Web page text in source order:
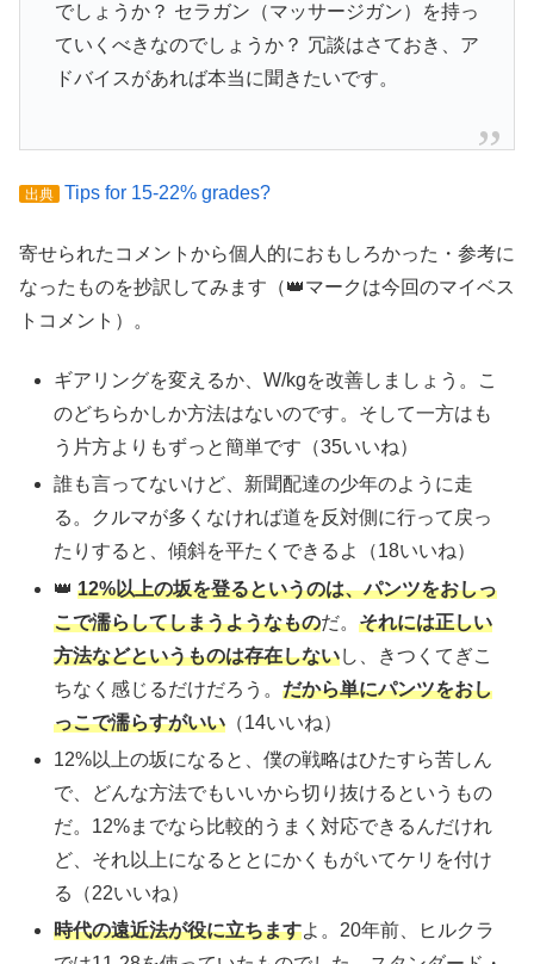
でしょうか？ セラガン（マッサージガン）を持っ
ていくべきなのでしょうか？ 冗談はさておき、ア
ドバイスがあれば本当に聞きたいです。
出典 Tips for 15-22% grades?
寄せられたコメントから個人的におもしろかった・参考に
なったものを抄訳してみます（👑マークは今回のマイベス
トコメント）。
ギアリングを変えるか、W/kgを改善しましょう。こ
のどちらかしか方法はないのです。そして一方はも
う片方よりもずっと簡単です（35いいね）
誰も言ってないけど、新聞配達の少年のように走
る。クルマが多くなければ道を反対側に行って戻っ
たりすると、傾斜を平たくできるよ（18いいね）
👑12%以上の坂を登るというのは、パンツをおしっ
こで濡らしてしまうようなものだ。それには正しい
方法などというものは存在しないし、きつくてぎこ
ちなく感じるだけだろう。だから単にパンツをおし
っこで濡らすがいい （14いいね）
12%以上の坂になると、僕の戦略はひたすら苦しん
で、どんな方法でもいいから切り抜けるというもの
だ。12%までなら比較的うまく対応できるんだけれ
ど、それ以上になるととにかくもがいてケリを付け
る（22いいね）
時代の遠近法が役に立ちますよ。20年前、ヒルクラ